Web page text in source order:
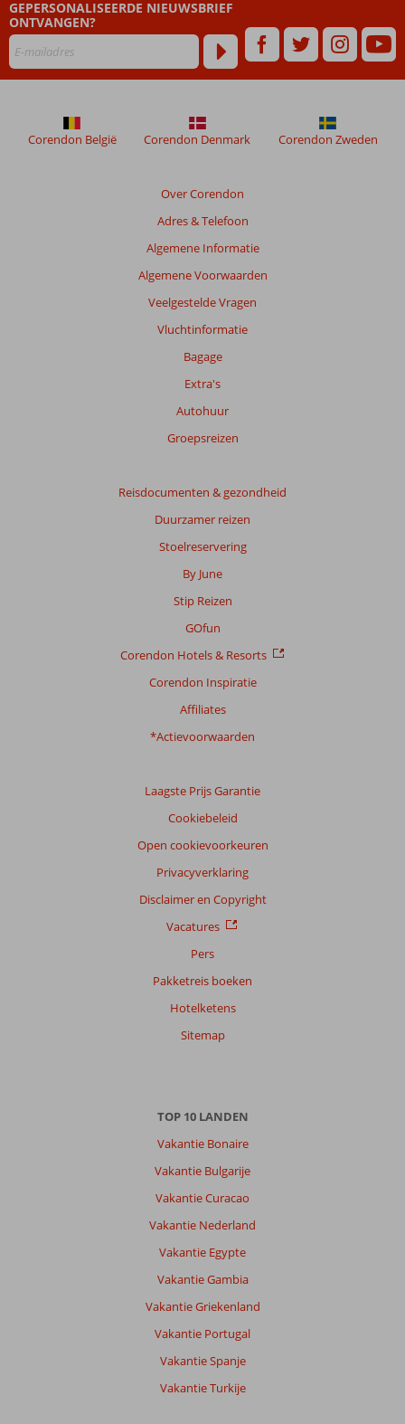
GEPERSONALISEERDE NIEUWSBRIEF
ONTVANGEN?
Over Corendon
Adres & Telefoon
Algemene Informatie
Algemene Voorwaarden
Veelgestelde Vragen
Vluchtinformatie
Bagage
Extra's
Autohuur
Groepsreizen
Reisdocumenten & gezondheid
Duurzamer reizen
Stoelreservering
By June
Stip Reizen
GOfun
Corendon Hotels & Resorts
Corendon Inspiratie
Affiliates
*Actievoorwaarden
Laagste Prijs Garantie
Cookiebeleid
Open cookievoorkeuren
Privacyverklaring
Disclaimer en Copyright
Vacatures
Pers
Pakketreis boeken
Hotelketens
Sitemap
Corendon België Corendon Denmark Corendon Zweden
TOP 10 LANDEN
Vakantie Bonaire
Vakantie Bulgarije
Vakantie Curacao
Vakantie Nederland
Vakantie Egypte
Vakantie Gambia
Vakantie Griekenland
Vakantie Portugal
Vakantie Spanje
Vakantie Turkije